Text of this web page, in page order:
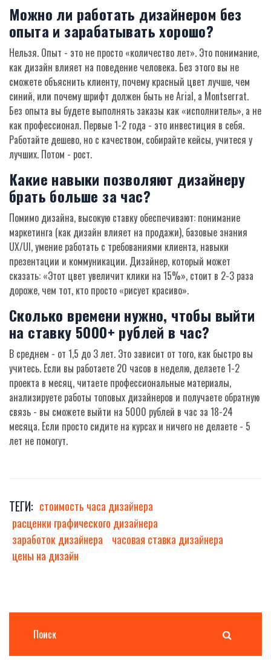
Можно ли работать дизайнером без
опыта и зарабатывать хорошо?
Нельзя. Опыт - это не просто «количество лет». Это понимание,
как дизайн влияет на поведение человека. Без этого вы не
сможете объяснить клиенту, почему красный цвет лучше, чем
синий, или почему шрифт должен быть не Arial, а Montserrat.
Без опыта вы будете выполнять заказы как «исполнитель», а не
как профессионал. Первые 1-2 года - это инвестиция в себя.
Работайте дешево, но с качеством, собирайте кейсы, учитеся у
лучших. Потом - рост.
Какие навыки позволяют дизайнеру
брать больше за час?
Помимо дизайна, высокую ставку обеспечивают: понимание
маркетинга (как дизайн влияет на продажи), базовые знания
UX/UI, умение работать с требованиями клиента, навыки
презентации и коммуникации. Дизайнер, который может
сказать: «Этот цвет увеличит клики на 15%», стоит в 2-3 раза
дороже, чем тот, кто просто «рисует красиво».
Сколько времени нужно, чтобы выйти
на ставку 5000+ рублей в час?
В среднем - от 1,5 до 3 лет. Это зависит от того, как быстро вы
учитесь. Если вы работаете 20 часов в неделю, делаете 1-2
проекта в месяц, читаете профессиональные материалы,
анализируете работы топовых дизайнеров и получаете обратную
связь - вы сможете выйти на 5000 рублей в час за 18-24
месяца. Если просто сидите на курсах и ничего не делаете - 5
лет не помогут.
ТЕГИ: стоимость часа дизайнера
расценки графического дизайнера
заработок дизайнера
часовая ставка дизайнера
цены на дизайн